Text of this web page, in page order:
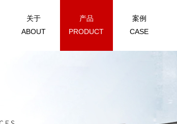
关于
ABOUT
产品
PRODUCT
案例
CASE